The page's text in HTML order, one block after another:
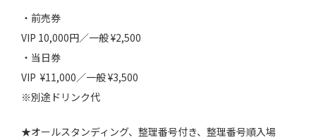
・前売券
VIP 10,000円／一般 ¥2,500
・当日券
VIP ¥11,000／一般 ¥3,500
※別途ドリンク代
★オールスタンディング、整理番号付き、整理番号順入場